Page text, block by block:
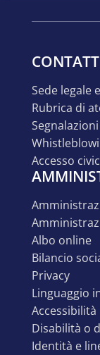
sede legale
rubrica di
accesso
albo online
bilancio
privacy
linguaggio
accessibilità
disabilità o
identità e